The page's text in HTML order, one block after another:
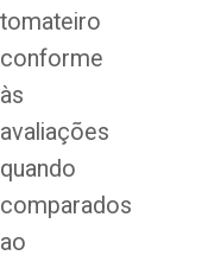
tomateiro
conforme
às
avaliações
quando
comparados
ao